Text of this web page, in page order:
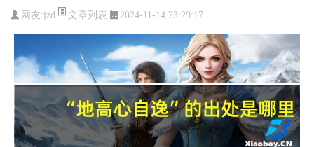
网友:jzd 文章列表 2024-11-14 23:29:17